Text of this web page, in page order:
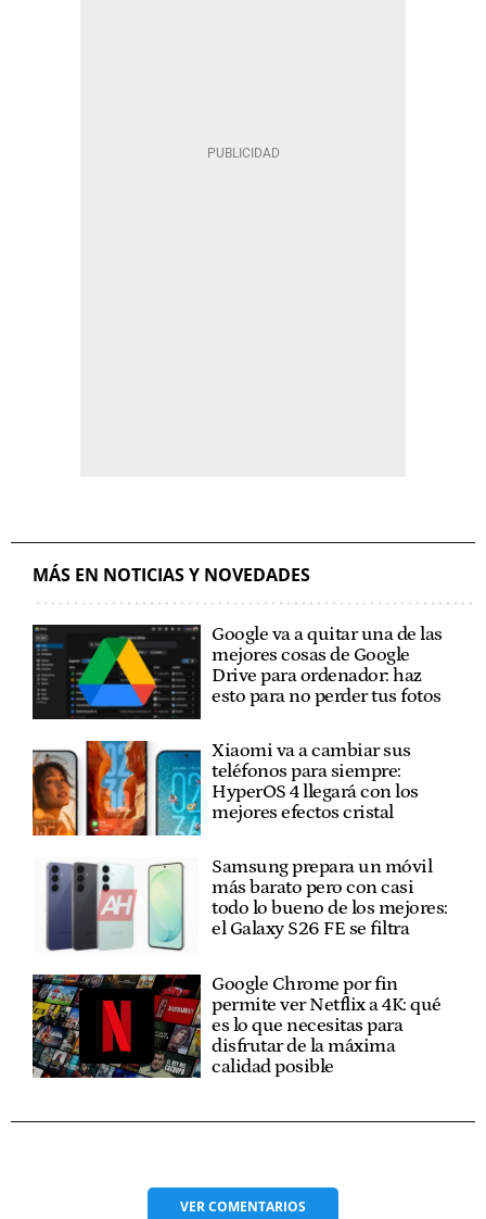
MÁS EN NOTICIAS Y NOVEDADES
Google va a quitar una de las
mejores cosas de Google
Drive para ordenador: haz
esto para no perder tus fotos
Xiaomi va a cambiar sus
teléfonos para siempre:
HyperOS 4 llegará con los
mejores efectos cristal
Samsung prepara un móvil
más barato pero con casi
todo lo bueno de los mejores:
el Galaxy S26 FE se filtra
Google Chrome por fin
permite ver Netflix a 4K: qué
es lo que necesitas para
disfrutar de la máxima
calidad posible
VERCOMENTARIOS